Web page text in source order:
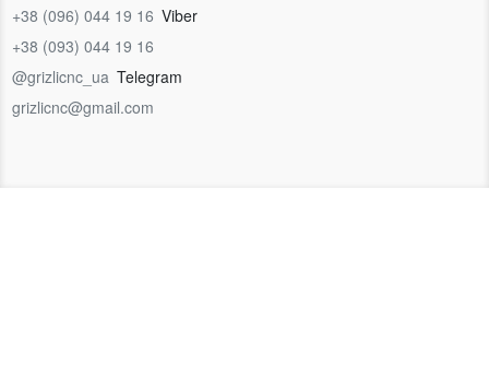
+38 (096) 044 19 16 Viber
+38 (093) 044 19 16
@grizlicnc_ua Telegram
grizlicnc@gmail.com